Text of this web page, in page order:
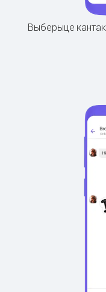
Выберыце